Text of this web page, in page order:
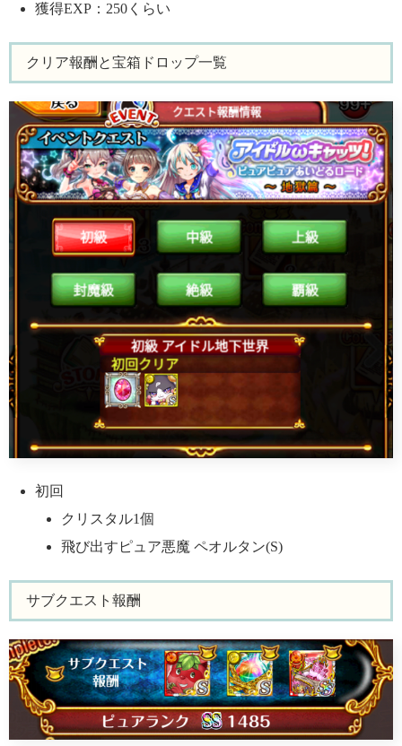
獲得EXP：250くらい
クリア報酬と宝箱ドロップ一覧
初回
クリスタル1個
飛び出すピュア悪魔 ペオルタン(S)
サブクエスト報酬